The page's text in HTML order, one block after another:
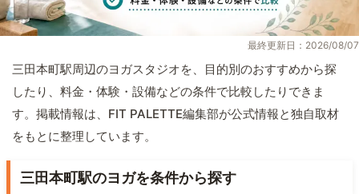
最終更新日：2026/08/07
三田本町駅周辺のヨガスタジオを、目的別のおすすめから探
したり、料金・体験・設備などの条件で比較したりできま
す。掲載情報は、FIT PALETTE編集部が公式情報と独自取材
をもとに整理しています。
三田本町駅のヨガを条件から探す